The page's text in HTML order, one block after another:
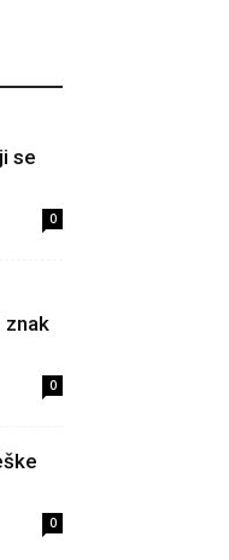
se
0
znak
0
0